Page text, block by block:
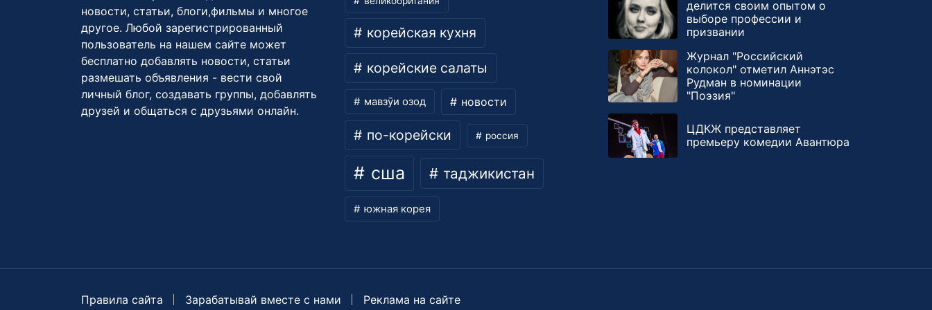
новости, статьи, блоги,фильмы и многое
другое. Любой зарегистрированный
пользователь на нашем сайте может
бесплатно добавлять новости, статьи
размешать объявления - вести свой
личный блог, создавать группы, добавлять
друзей и общаться с друзьями онлайн.
корейская кухня
корейские салаты
мавзӯи озод новости
по-корейски россия
сша таджикистан
южная корея
делится своим опытом о
выборе профессии и
призвании
Журнал "Российский
колокол" отметил Аннэтэс
Рудман в номинации
"Поэзия"
ЦДКЖ представляет
премьеру комедии Авантюра
Правила сайта Зарабатывай вместе с нами Реклама на сайте